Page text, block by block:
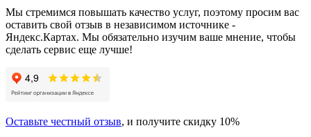
Мы стремимся повышать качество услуг, поэтому просим вас
оставить свой отзыв в независимом источнике -
Яндекс.Картах. Мы обязательно изучим ваше мнение, чтобы
сделать сервис еще лучше!
Оставьте честный отзыв, и получите скидку 10%